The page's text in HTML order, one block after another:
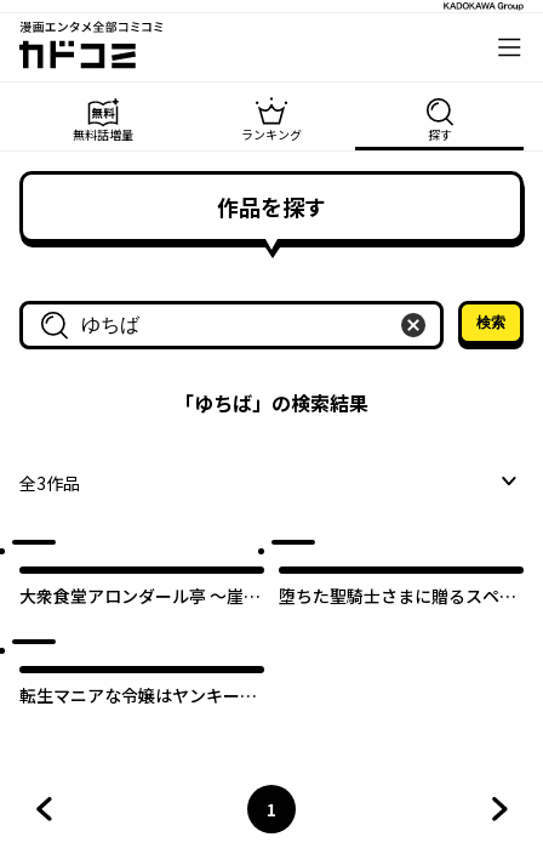
漫画エンタメ全部コミコミ
カドコミ
無料話増量 ランキング 探す
作品を探す
作品名・作家名で探す
検索
「ゆちば」の検索結果
全3作品
大衆食堂アロンダール亭 ～崖っ
王女と【女王の料理人】目指し
ます～
堕ちた聖騎士さまに贈るスペシ
転生マニアな令嬢はヤンキー殿
ページ
1
へ